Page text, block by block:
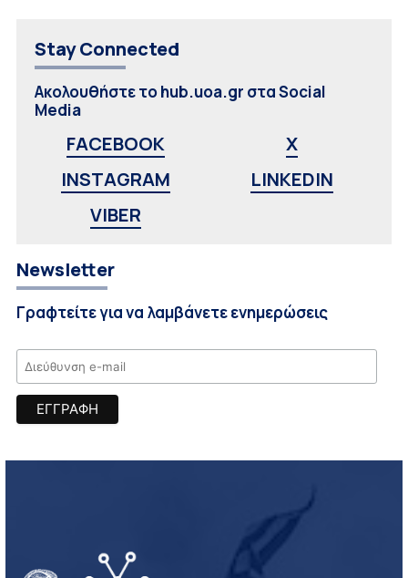
Stay Connected
Ακολουθήστε το hub.uoa.gr στα Social
Media
FACEBOOK
X
INSTAGRAM
LINKEDIN
VIBER
Newsletter
Γραφτείτε για να λαμβάνετε ενημερώσεις